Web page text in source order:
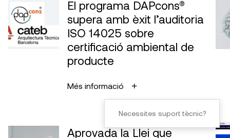
El programa DAPcons®
supera amb èxit l’auditoria
ISO 14025 sobre
certificació ambiental de
producte
Més informació
Aprovada la Llei que
Necessites suport tècnic?